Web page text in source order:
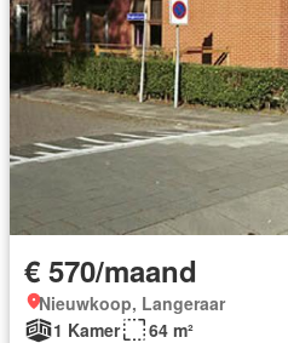
€ 570/maand
Nieuwkoop, Langeraar
1 Kamer
64 m²